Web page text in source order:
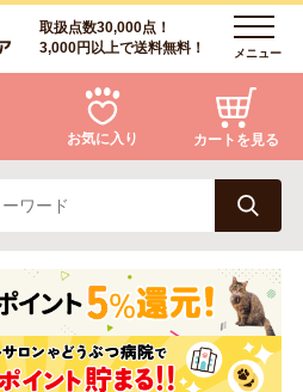
取扱点数30,000点！
3,000円以上で送料無料！
メニュー
猫
アクア・爬虫類・昆虫
お気に入り カートを見る
いて